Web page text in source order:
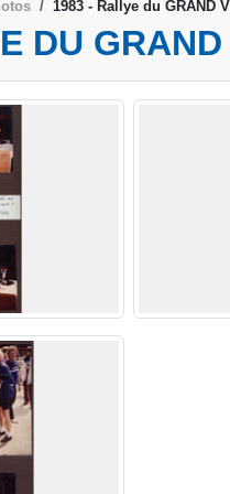
1983 - Rallye du GRAND V
DU GRAND